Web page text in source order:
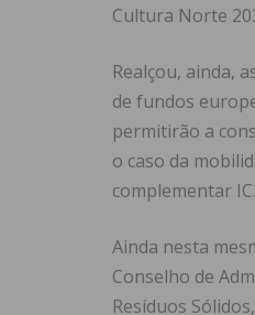
Cultura Norte
Realçou, ainda,
de fundos
permitirão a
o caso da
complementar
Ainda nesta
Conselho de
Resíduos